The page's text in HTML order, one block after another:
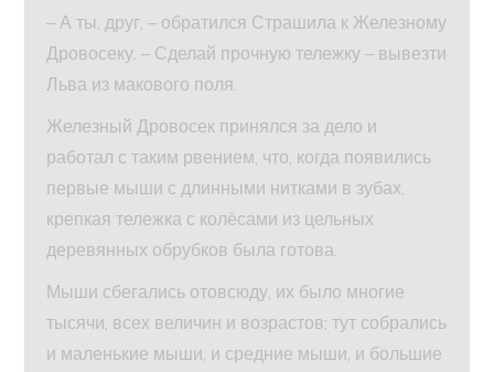
– А ты, друг, – обратился Страшила к Железному
Дровосеку. – Сделай прочную тележку – вывезти
Льва из макового поля.
Железный Дровосек принялся за дело и
работал с таким рвением, что, когда появились
первые мыши с длинными нитками в зубах,
крепкая тележка с колёсами из цельных
деревянных обрубков была готова.
Мыши сбегались отовсюду, их было многие
тысячи, всех величин и возрастов; тут собрались
и маленькие мыши, и средние мыши, и большие